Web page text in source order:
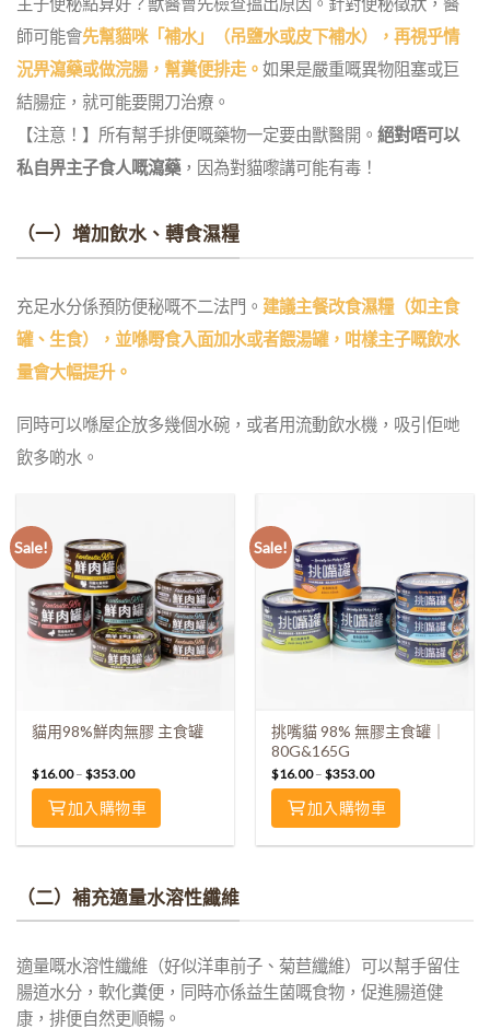
師可能會先幫貓咪「補水」（吊鹽水或皮下補水），再視乎情
況畀瀉藥或做浣腸，幫糞便排走。 如果是嚴重嘅異物阻塞或巨
結腸症，就可能要開刀治療。
【注意！】 所有幫手排便嘅藥物一定要由獸醫開。 絕對唔可以
私自畀主子食人嘅瀉藥，因為對貓嚟講可能有毒！
（一）增加飲水、轉食濕糧
充足水分係預防便秘嘅不二法門。 建議主餐改食濕糧（如主食
罐、生食），並喺嘢食入面加水或者餵湯罐，咁樣主子嘅飲水
量會大幅提升。
同時可以喺屋企放多幾個水碗，或者用流動飲水機，吸引佢哋
飲多啲水。
Sale!
貓用98%鮮肉無膠 主食罐
$16.00–$353.00
加入購物車
Sale!
挑嘴貓 98% 無膠主食罐｜
80G&165G
$16.00–$353.00
加入購物車
（二）補充適量水溶性纖維
適量嘅水溶性纖維（好似洋車前子、菊苣纖維）可以幫手留住
腸道水分，軟化糞便，同時亦係益生菌嘅食物，促進腸道健
康，排便自然更順暢。